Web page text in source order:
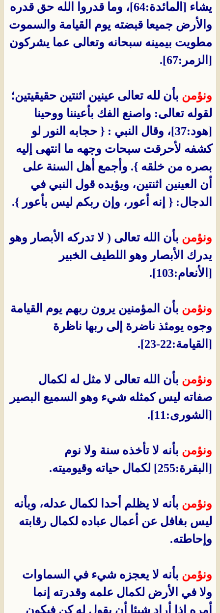
يشاء [المائدة:64]، وما قدروا الله حق قدره
والأرض جميعا قبضته يوم القيامة والسموت
مطويت بيمينه سبحانه وتعالى عما يشركون
[الزمر:67].
ونؤمن بأن لله تعالى عينين اثنتين حقيقيتين؛
لقوله تعالى: واصنع الفك بأعيننا ووحينا
[هود:37]، وقال النبي : { حجابه النور لو
كشفه لأحرقت سبحات وجهه ما انتهى إليه
بصره من خلقه }. وأجمع أهل السنة على
أن العينين اثنتين، ويؤيده قول النبي في
الدجال: { إنه أعور، وإن ربكم ليس بأعور }.
ونؤمن بأن الله تعالى ( لا تدركه الأبصار وهو
يدرك الأبصار وهو اللطيف الخبير
[الأنعام:103].
ونؤمن بأن المؤمنين يرون ربهم يوم القيامة
وجوه يومئذ ناضرة إلى ربها ناظرة
[القيامة:22-23].
ونؤمن بأن الله تعالى لا مثل له لكمال
صفاته ليس كمثله شيء وهو السميع البصير
[الشورى:11].
ونؤمن بأنه لا تأخذه سنة ولا نوم
[البقرة:255] لكمال حياته وقيوميته.
ونؤمن بأنه لا يظلم أحدا لكمال عدله، وبأنه
ليس بغافل عن أعمال عباده لكمال رقابته
وإحاطته.
ونؤمن بأنه لا يعجزه شيء في السماوات
ولا في الأرض لكمال علمه وقدرته إنما
أمره إذا أراد شيئا أن يقول له كن فيكون